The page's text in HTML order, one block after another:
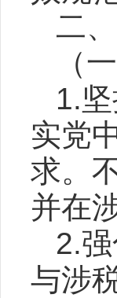
二
（
1.
实党
求。
并在
2.
与涉